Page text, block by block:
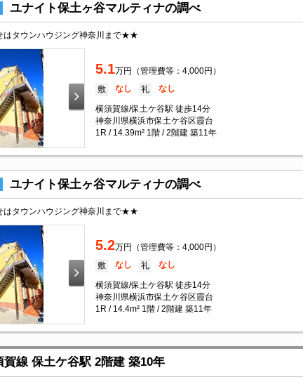
ユナイト保土ヶ谷マルティナの調べ
タウンハウジング神奈川まで★★
5.1万円（管理費等：4,000円）
敷 なし 礼 なし
横須賀線/保土ケ谷駅 徒歩14分
神奈川県横浜市保土ケ谷区霞台
1R / 14.39m² 1階 / 2階建 築11年
ユナイト保土ヶ谷マルティナの調べ
タウンハウジング神奈川まで★★
5.2万円（管理費等：4,000円）
敷 なし 礼 なし
横須賀線/保土ケ谷駅 徒歩14分
神奈川県横浜市保土ケ谷区霞台
1R / 14.4m² 1階 / 2階建 築11年
賀線 保土ケ谷駅 2階建 築10年